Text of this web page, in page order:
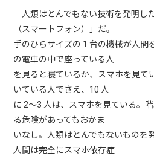
人類はとんでもない技術を発明し
（スマートフォン）」だ。
手のひらサイズの 1 台の機械が人間
の電車の中で座っている人
を見ると寝ているか、スマホを見て
いている人でさえ、10 人
に 2～3 人は、スマホを見ている。
る危険があってもおかま
いなし。人類はとんでもないものを
人間は完全にスマホ依存症